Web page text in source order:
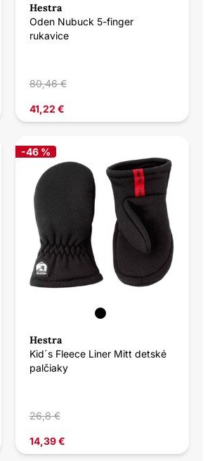
Hestra
Oden Nubuck 5-finger
rukavice
80,46 €
41,22 €
-46 %
Hestra
Kid´s Fleece Liner Mitt detské
palčiaky
26,8 €
14,39 €